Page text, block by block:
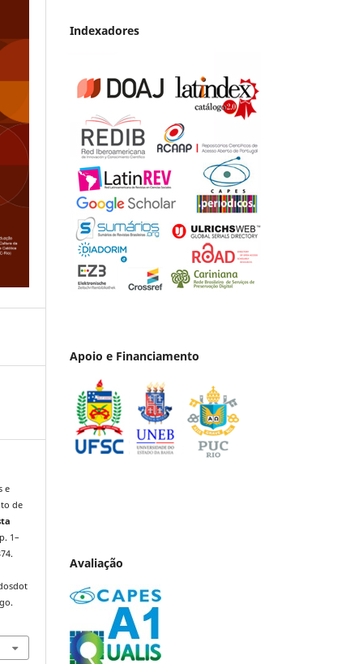
e
de
1–
Indexadores
Apoio e Financiamento
Avaliação